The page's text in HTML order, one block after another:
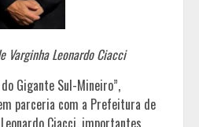
Varginha Leonardo Ciacci
Gigante Sul-Mineiro”,
parceria com a Prefeitura de
Ciacci, importantes